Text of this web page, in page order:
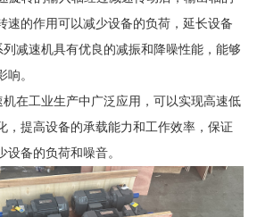
速的作用可以减少设备的负荷，延长设备
减速机具有优良的减振和降噪性能，能够
。
在工业生产中广泛应用，可以实现高速低
，提高设备的承载能力和工作效率，保证
备的负荷和噪音。